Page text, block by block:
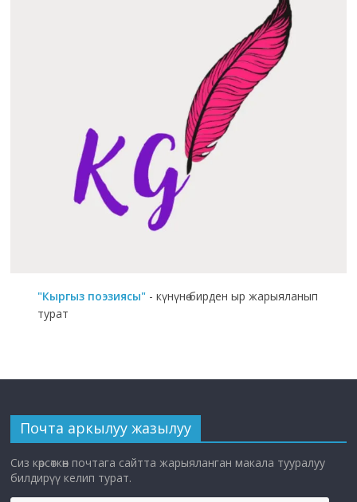
"Кыргыз поэзиясы" - күнүнө бирден ыр жарыяланып
турат
Почта аркылуу жазылуу
Сиз көрсөткөн почтага сайтта жарыяланган макала тууралуу
билдирүү келип турат.